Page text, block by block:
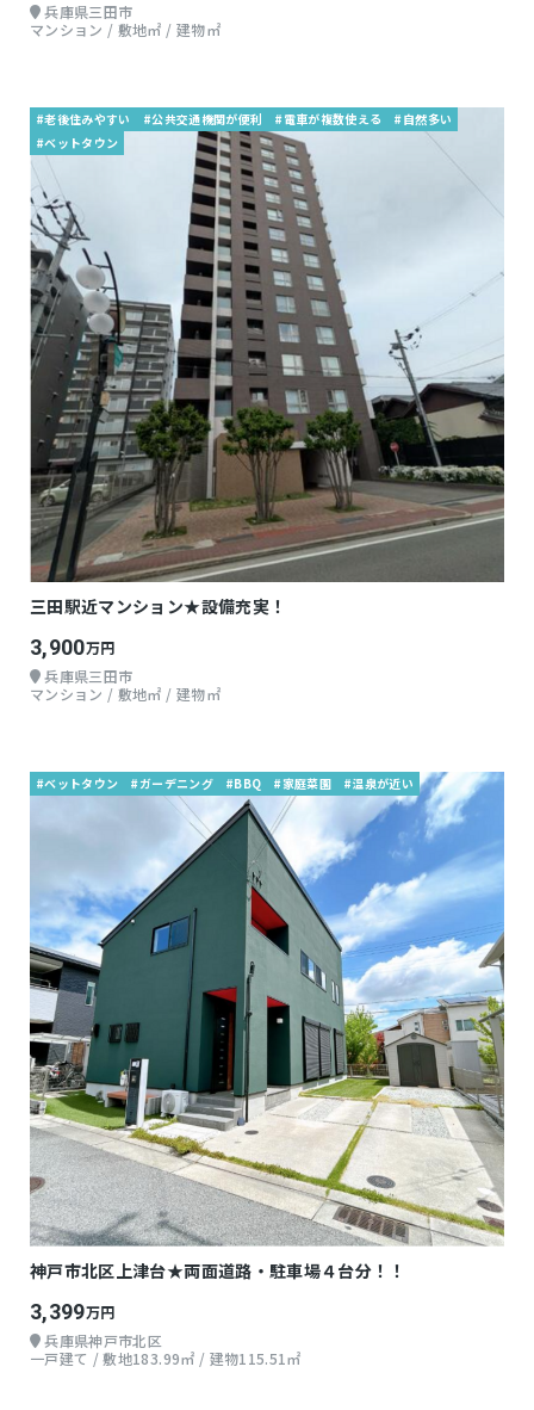
兵庫県三田市
マンション / 敷地㎡ / 建物㎡
#老後住みやすい #公共交通機関が便利 #電車が複数使える
#自然多い
#ベットタウン
三田駅近マンション★設備充実！
3,900万円
兵庫県三田市
マンション / 敷地㎡ / 建物㎡
#ベットタウン #ガーデニング #BBQ #家庭菜園 #温泉が近い
神戸市北区上津台★両面道路・駐車場４台分！！
3,399万円
兵庫県神戸市北区
一戸建て / 敷地183.99㎡ / 建物115.51㎡